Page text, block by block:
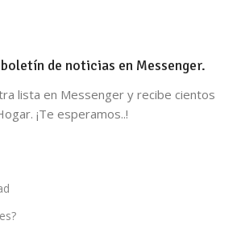
de noticias en Messenger.
lista en Messenger y recibe cientos
¡Te esperamos..!